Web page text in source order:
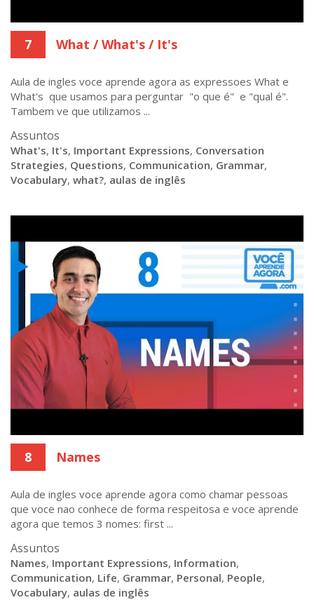
7 What / What's / It's
Aula de ingles voce aprende agora as expressoes What e
What's que usamos para perguntar "o que é" e "qual é".
Tambem ve que utilizamos ...
Assuntos
What's, It's, Important Expressions, Conversation
Strategies, Questions, Communication, Grammar,
Vocabulary, what?, aulas de inglês
8 Names
Aula de ingles voce aprende agora como chamar pessoas
que voce nao conhece de forma respeitosa e voce aprende
agora que temos 3 nomes: first ...
Assuntos
Names, Important Expressions, Information,
Communication, Life, Grammar, Personal, People,
Vocabulary, aulas de inglês